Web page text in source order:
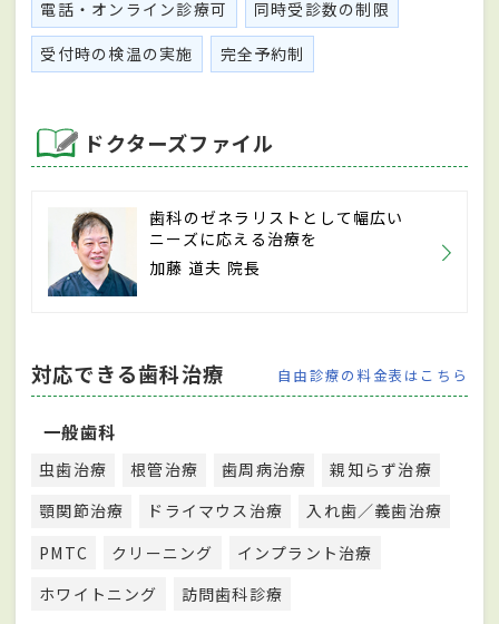
電話・オンライン診療可 同時受診数の制限
受付時の検温の実施 完全予約制
ドクターズファイル
歯科のゼネラリストとして幅広い
ニーズに応える治療を
加藤 道夫 院長
対応できる歯科治療 自由診療の料金表はこちら
一般歯科
虫歯治療 根管治療 歯周病治療
親知らず治療
顎関節治療
ドライマウス治療
入れ歯／義歯治療
PMTC
クリーニング
インプラント治療
ホワイトニング
訪問歯科診療